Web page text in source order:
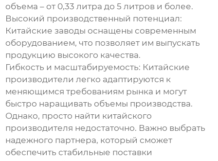
объема – от 0,33 литра до 5 литров и более.
Высокий производственный потенциал:
Китайские заводы оснащены современным
оборудованием, что позволяет им выпускать
продукцию высокого качества.
Гибкость и масштабируемость: Китайские
производители легко адаптируются к
меняющимся требованиям рынка и могут
быстро наращивать объемы производства.
Однако, просто найти китайского
производителя недостаточно. Важно выбрать
надежного партнера, который сможет
обеспечить стабильные поставки